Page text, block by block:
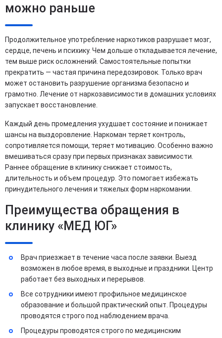
можно раньше
Продолжительное употребление наркотиков разрушает мозг,
сердце, печень и психику. Чем дольше откладывается лечение,
тем выше риск осложнений. Самостоятельные попытки
прекратить — частая причина передозировок. Только врач
может остановить разрушение организма безопасно и
грамотно. Лечение от наркозависимости в домашних условиях
запускает восстановление.
Каждый день промедления ухудшает состояние и понижает
шансы на выздоровление. Наркоман теряет контроль,
сопротивляется помощи, теряет мотивацию. Особенно важно
вмешиваться сразу при первых признаках зависимости.
Раннее обращение в клинику снижает стоимость,
длительность и объем процедур. Это помогает избежать
принудительного лечения и тяжелых форм наркомании.
Преимущества обращения в
клинику «МЕД ЮГ»
Врач приезжает в течение часа после заявки. Выезд
возможен в любое время, в выходные и праздники. Центр
работает без выходных и перерывов.
Все сотрудники имеют профильное медицинское
образование и большой практический опыт. Процедуры
проводятся строго под наблюдением врача.
Процедуры проводятся строго по медицинским